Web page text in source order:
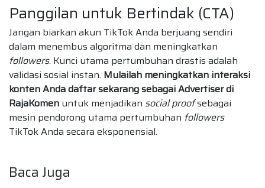
Panggilan untuk Bertindak (CTA)
Jangan biarkan akun TikTok Anda berjuang sendiri
dalam menembus algoritma dan meningkatkan
followers. Kunci utama pertumbuhan drastis adalah
validasi sosial instan. Mulailah meningkatkan interaksi
konten Anda daftar sekarang sebagai Advertiser di
RajaKomen untuk menjadikan social proofsebagai
mesin pendorong utama pertumbuhan followers
TikTok Anda secara eksponensial.
Baca Juga